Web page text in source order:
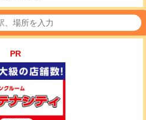
PR